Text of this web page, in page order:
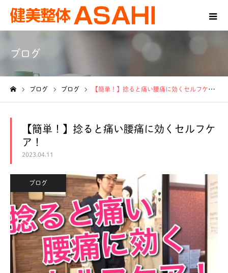
ブログ
ブログ ブログ 【簡単！】捻ると痛い腰痛に効くセルフケア！
【簡単！】捻ると痛い腰痛に効くセルフケ
ア！
2023.04.11
ブログ